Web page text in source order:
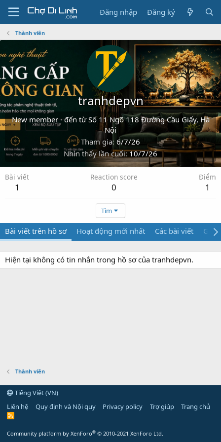
Đăng nhập Đăng ký
Thành viên
tranhdepvn
New member · đến từ Số 11 Ngõ 118 Đường Cầu Giấy, Hà
Nội
Tham gia 6/7/26
Nhìn thấy lần cuối 10/7/26
Bài viết
1
Reaction score
0
Điểm
1
Tìm
Bài viết trên hồ sơ Hoạt động mới nhất Các bài viết Giới
Hiện tại không có tin nhắn trong hồ sơ của tranhdepvn.
Thành viên
Tiếng Việt (VN)
Liên hệ
Quy định và Nội quy Privacy policy Trợ giúp Trang chủ
R
Community platform by XenForo® © 2010-2021 XenForo Ltd.